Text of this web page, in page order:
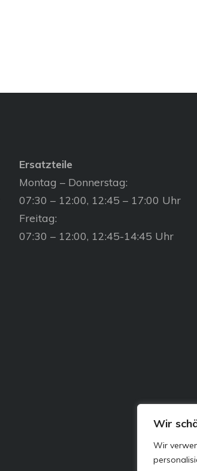
Wir
Wir
Ersatzteile
Montag – Donnerstag:
07:30 – 12:00, 12:45 – 17:00 Uhr
Freitag:
07:30 – 12:00, 12:45-14:45 Uhr